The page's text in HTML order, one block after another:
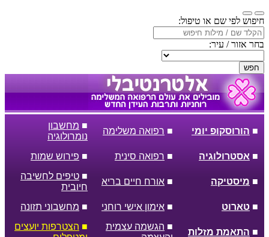
חיפוש לפי שם או טיפול:
בחר אזור / עיר:
חפש
■ הורוסקופ יומי ■ רפואה משלימה
■ מחשבון
נומרולוגיה
■ אסטרולוגיה ■ רפואה סינית ■ פירוש שמות
■ מיסטיקה ■ אורח חיים בריא
■ טיפים לחשיבה
חיובית
■ טארוט ■ אימון אישי רוחני ■ מחשבוני תזונה
■ התאמת מזלות
■ הגשמה עצמית
■ הצטרפות יועצים